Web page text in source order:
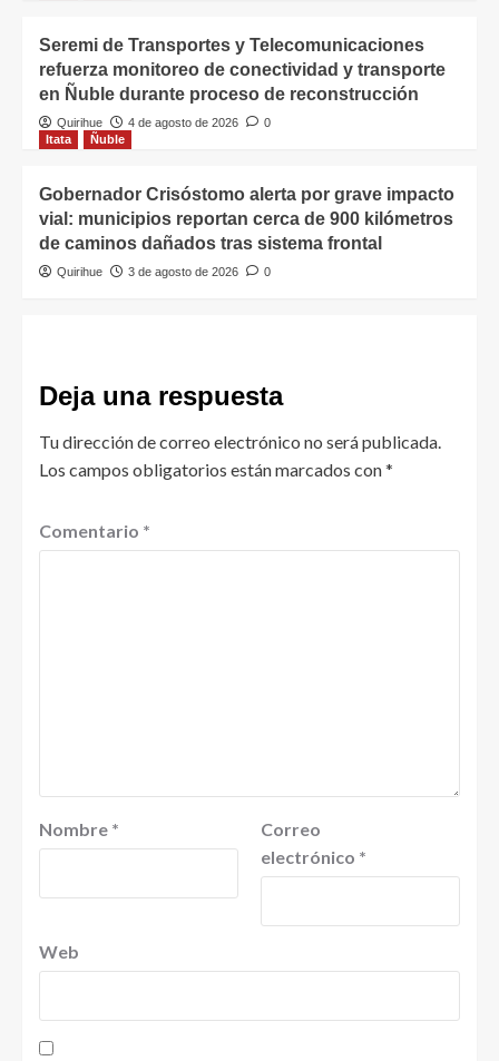
Seremi de Transportes y Telecomunicaciones
refuerza monitoreo de conectividad y transporte
en Ñuble durante proceso de reconstrucción
Quirihue 4 de agosto de 2026
0
Itata
Ñuble
Gobernador Crisóstomo alerta por grave impacto
vial: municipios reportan cerca de 900 kilómetros
de caminos dañados tras sistema frontal
Quirihue 3 de agosto de 2026 0
Deja una respuesta
Tu dirección de correo electrónico no será publicada.
Los campos obligatorios están marcados con*
Comentario *
Nombre *
Correo
electrónico *
Web